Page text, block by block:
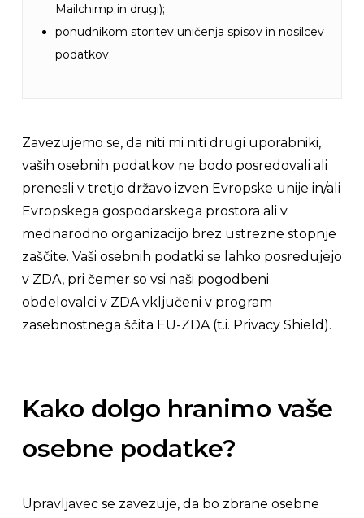
Mailchimp in drugi);
ponudnikom storitev uničenja spisov in nosilcev
podatkov.
Zavezujemo se, da niti mi niti drugi uporabniki,
vaših osebnih podatkov ne bodo posredovali ali
prenesli v tretjo državo izven Evropske unije in/ali
Evropskega gospodarskega prostora ali v
mednarodno organizacijo brez ustrezne stopnje
zaščite. Vaši osebnih podatki se lahko posredujejo
v ZDA, pri čemer so vsi naši pogodbeni
obdelovalci v ZDA vključeni v program
zasebnostnega ščita EU-ZDA (t.i. Privacy Shield).
Kako dolgo hranimo vaše
osebne podatke?
Upravljavec se zavezuje, da bo zbrane osebne